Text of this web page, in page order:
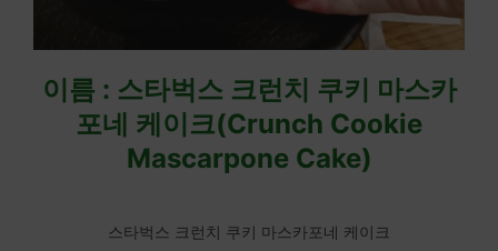
이름 : 스타벅스 크런치 쿠키 마스카
포네 케이크(Crunch Cookie
Mascarpone Cake)
스타벅스 크런치 쿠키 마스카포네 케이크